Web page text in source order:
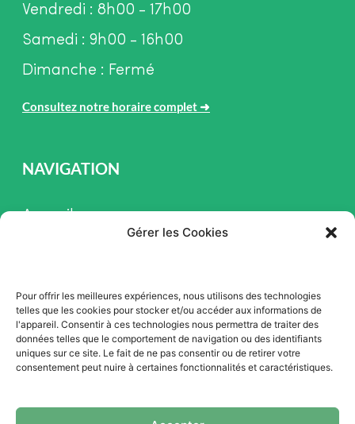
Gérer les Cookies
Pour offrir les meilleures expériences, nous utilisons des technologies
telles que les cookies pour stocker et/ou accéder aux informations de
l'appareil. Consentir à ces technologies nous permettra de traiter des
données telles que le comportement de navigation ou des identifiants
uniques sur ce site. Le fait de ne pas consentir ou de retirer votre
consentement peut nuire à certaines fonctionnalités et caractéristiques.
Vendredi : 8h00 - 17h00
Samedi : 9h00 - 16h00
Dimanche : Fermé
Consultez notre horaire complet ➜
NAVIGATION
Accueil
Promotion
Blogue
Nous contacter